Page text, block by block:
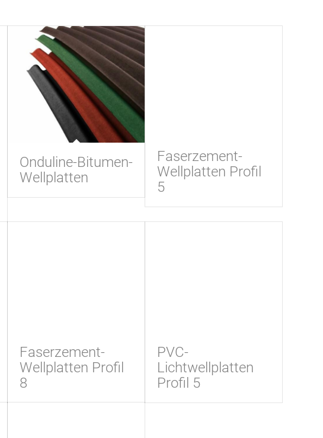
Onduline-Bitumen-
Wellplatten
Faserzement-
Wellplatten Profil
5
Faserzement-
Wellplatten Profil
8
PVC-
Lichtwellplatten
Profil 5